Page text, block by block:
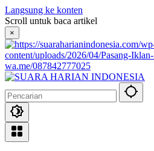
Langsung ke konten
Scroll untuk baca artikel
×
wa.me/087842777025